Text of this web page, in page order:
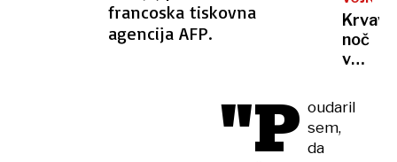
francoska tiskovna
agencija AFP.
"P oudaril
sem,
da
je
Krvava
noč
v
rakete
ubijale